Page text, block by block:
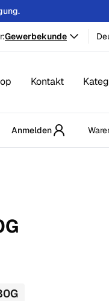
Gewerbekunde
Kontakt
Anmelden
G
G